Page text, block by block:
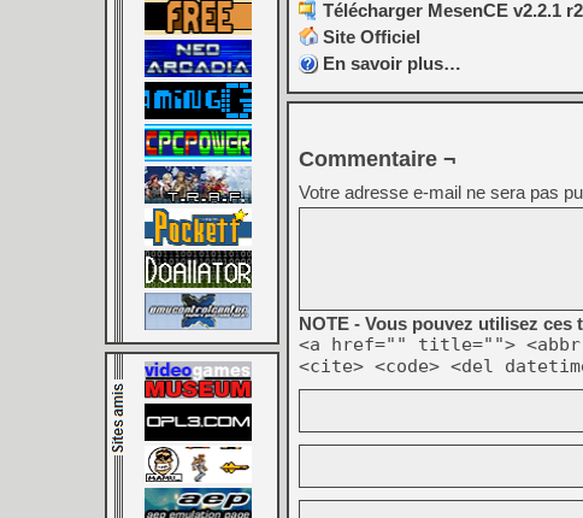
Télécharger MesenCE v2.2.1
Site Officiel
En savoir plus…
Commentaire ¬
Votre adresse e-mail ne sera pas
NOTE - Vous pouvez utilisez ces
<a href="" title="">
<cite> <code> <del